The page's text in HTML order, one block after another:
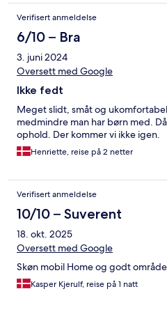
Verifisert anmeldelse
6/10 – Bra
3. juni 2024
Oversett med Google
Ikke fedt
Meget slidt, småt og
medmindre man har børn med.
ophold. Der kommer vi ikke igen.
Henriette, reise på 2 netter
Verifisert anmeldelse
10/10 – Suverent
18. okt. 2025
Oversett med Google
Skøn mobil Home og godt område
Kasper Kjerulf, reise på 1 natt